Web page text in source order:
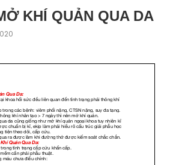
KHÍ QUẢN QUA DA